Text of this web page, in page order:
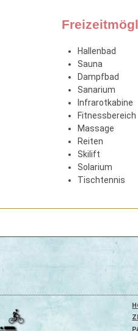
Hallenbad
Sauna
Dampfbad
Sanarium
Infrarotkabine
Fitnessbereich
Massage
Reiten
Skilift
Solarium
Tischtennis